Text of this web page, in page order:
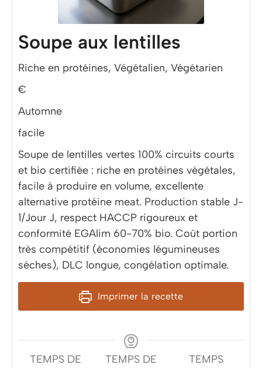
Soupe aux lentilles
Riche en protéines, Végétalien, Végétarien
€
Automne
facile
Soupe de lentilles vertes 100% circuits courts
et bio certifiée : riche en protéines végétales,
facile à produire en volume, excellente
alternative protéine meat. Production stable J-
1/Jour J, respect HACCP rigoureux et
conformité EGAlim 60-70% bio. Coût portion
très compétitif (économies légumineuses
sèches), DLC longue, congélation optimale.
Imprimer la recette
TEMPS DE
TEMPS DE
TEMPS